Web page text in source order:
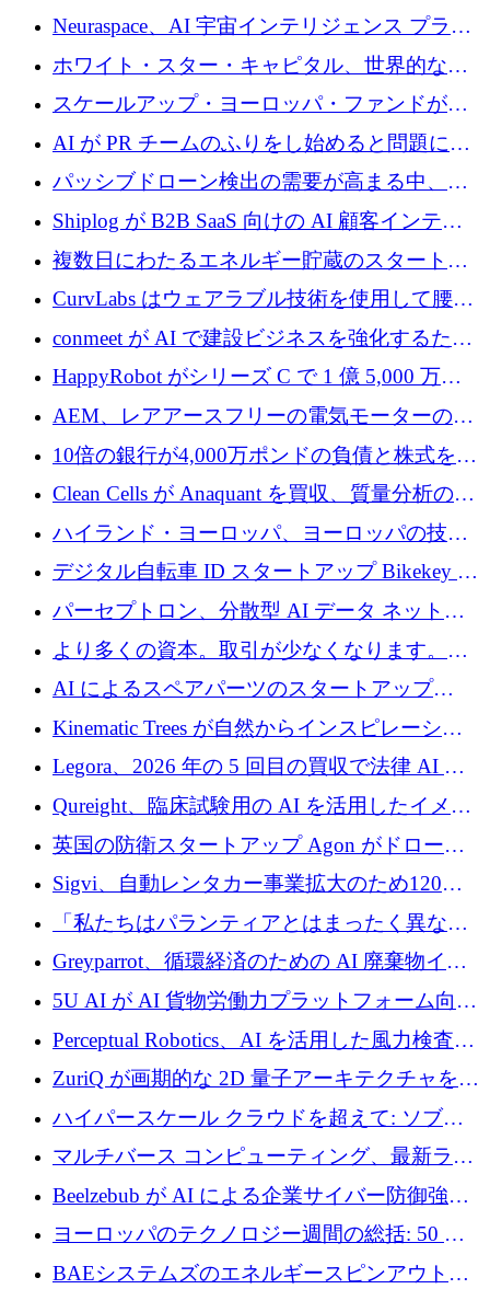
ニクスのスケールアップに対応する
Neuraspace、AI 宇宙インテリジェンス プラッ
トフォームの拡大に 1,560 万ユーロを投資
ホワイト・スター・キャピタル、世界的なス
タートアップをシリーズAからBまで支援する
ために2億5,000万ドルのファンドIVを閉鎖
スケールアップ・ヨーロッパ・ファンドが初
の投資を行い、Iceeyeの10億ユーロのラウンド
を共同主導
AI が PR チームのふりをし始めると問題にな
ります
パッシブドローン検出の需要が高まる中、
Monava が資金調達ラウンドを終了
Shiplog が B2B SaaS 向けの AI 顧客インテリ
ジェンスを構築するために 100 万ドルを調達
複数日にわたるエネルギー貯蔵のスタートア
ップ、Ore Energy が新たな投資ラウンドで
4,300 万ドルを獲得
CurvLabs はウェアラブル技術を使用して腰痛
治療をどのように再考しているか
conmeet が AI で建設ビジネスを強化するため
に 600 万ユーロを調達
HappyRobot がシリーズ C で 1 億 5,000 万ド
ルを獲得し、企業運営向けにエージェント AI
を拡張
AEM、レアアースフリーの電気モーターの革
新を加速するために1,600万ポンドを確保
10倍の銀行が4,000万ポンドの負債と株式を調
達
Clean Cells が Anaquant を買収、質量分析の専
門知識によるバイオ医薬品の品質管理を拡大
ハイランド・ヨーロッパ、ヨーロッパの技術
規模拡大を支援するために11億ユーロのファ
ンドVIを閉鎖
デジタル自転車 ID スタートアップ Bikekey が
TÖNNJES への投資を確保
パーセプトロン、分散型 AI データ ネットワ
ークの構築に 650 万ドルを調達
より多くの資本。取引が少なくなります。
2026 年上半期がヨーロッパのテクノロジーに
ついて語ること
AI によるスペアパーツのスタートアップ
Intropy が 1,100 万ドルを調達
Kinematic Trees が自然からインスピレーショ
ンを得たロボット ソフトウェアを拡張するた
めに 58 万 5,000 ポンドを調達
Legora、2026 年の 5 回目の買収で法律 AI ス
タートアップ Wexler を買収
Qureight、臨床試験用の AI を活用したイメー
ジング プラットフォームを拡張するためにシ
リーズ B で 2,000 万ドルを確保
英国の防衛スタートアップ Agon がドローン
攻撃に対抗する仮想戦場を構築、3,000 万ドル
を調達
Sigvi、自動レンタカー事業拡大のため120万
ユーロを調達
「私たちはパランティアとはまったく異なる
会社です」とフランス人の「控えめな」後任
者は言う
Greyparrot、循環経済のための AI 廃棄物イン
テリジェンスを拡張するためにシリーズ B で
2,700 万ドルを確保
5U AI が AI 貨物労働力プラットフォーム向け
に 320 万ドルのプレシードを獲得
Perceptual Robotics、AI を活用した風力検査の
規模拡大に向けて 400 万ポンド以上を確保
ZuriQ が画期的な 2D 量子アーキテクチャを拡
張するために 2,550 万ドルを調達
ハイパースケール クラウドを超えて: ソブリ
ン コンピューティングに対する DFINITY の
ビジョン
マルチバース コンピューティング、最新ラウ
ンドで最大 5 億 7,000 万ドルを目標
Beelzebub が AI による企業サイバー防御強化
のために 300 万ユーロを調達
ヨーロッパのテクノロジー週間の総括: 50 以
上の取引に 10 億ユーロ以上を投資
BAEシステムズのエネルギースピンアウト原